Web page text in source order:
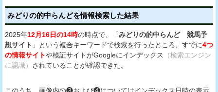
みどりの的中らんどを情報検索した結果
2025年12月16日の14時の時点で、「みどりの的中らんど 競馬予
想サイト 」という複合キーワードで検索を行ったところ、すでに4つ
の情報サイトや検証サイトがGoogleにインデックス
（検索エンジン
に認識） されていることが確認できた。
このうち、画像内の❸および❹についてはインデックス日時の表示